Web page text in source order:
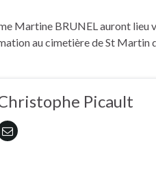
Martine BRUNEL auront lieu
au cimetière de St Martin
Picault